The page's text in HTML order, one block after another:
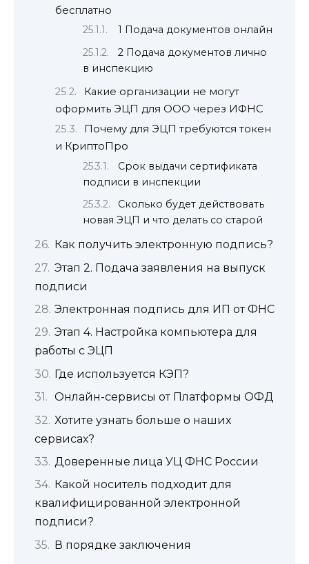
бесплатно
1 Подача документов онлайн
2 Подача документов лично
в инспекцию
Какие организации не могут
оформить ЭЦП для ООО через ИФНС
Почему для ЭЦП требуются токен
и КриптоПро
Срок выдачи сертификата
подписи в инспекции
Сколько будет действовать
новая ЭЦП и что делать со старой
Как получить электронную подпись?
Этап 2. Подача заявления на выпуск
подписи
Электронная подпись для ИП от ФНС
Этап 4. Настройка компьютера для
работы с ЭЦП
Где используется КЭП?
Онлайн-сервисы от Платформы ОФД
Хотите узнать больше о наших
сервисах?
Доверенные лица УЦ ФНС России
Какой носитель подходит для
квалифицированной электронной
подписи?
В порядке заключения